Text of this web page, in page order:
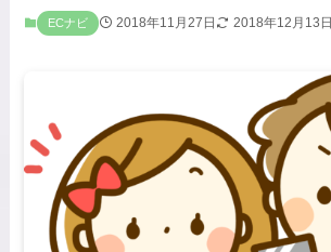
ECナビ 2018年11月27日 2018年12月13日